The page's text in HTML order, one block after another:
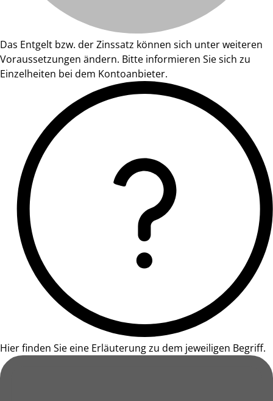
Das Entgelt bzw. der Zinssatz können sich unter weiteren
Voraussetzungen ändern. Bitte informieren Sie sich zu
Einzelheiten bei dem Kontoanbieter.
Hier finden Sie eine Erläuterung zu dem jeweiligen Begriff.